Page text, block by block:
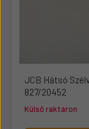
JCB Hátsó
827/20452
Külső raktáron